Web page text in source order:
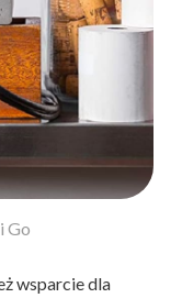
Go
wsparcie dla